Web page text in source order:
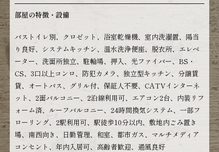
部屋の特徴・設備
バストイレ別、クロゼット、浴室乾燥機、室内洗濯置、陽当
り良好、システムキッチン、温水洗浄便座、脱衣所、エレベ
ーター、洗面所独立、駐輪場、押入、光ファイバー、BS・
CS、3口以上コンロ、防犯カメラ、独立型キッチン、分譲賃
貸、オートバス、グリル付、保証人不要、CATVインターネ
ット、2面バルコニー、2沿線利用可、エアコン2台、内装リフ
ォーム済、ルーフバルコニー、24時間換気システム、一部フ
ローリング、2駅利用可、駅徒歩10分以内、敷地内ごみ置き
場、南西向き、日勤管理、和室、都市ガス、マルチメディア
コンセント、年内入居可、高齢者歓迎、通風良好